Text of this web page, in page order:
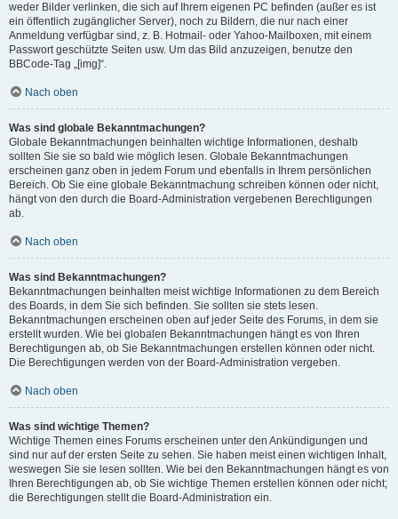
weder Bilder verlinken, die sich auf Ihrem eigenen PC befinden (außer es ist
ein öffentlich zugänglicher Server), noch zu Bildern, die nur nach einer
Anmeldung verfügbar sind, z. B. Hotmail- oder Yahoo-Mailboxen, mit einem
Passwort geschützte Seiten usw. Um das Bild anzuzeigen, benutze den
BBCode-Tag „[img]“.
Nach oben
Was sind globale Bekanntmachungen?
Globale Bekanntmachungen beinhalten wichtige Informationen, deshalb
sollten Sie sie so bald wie möglich lesen. Globale Bekanntmachungen
erscheinen ganz oben in jedem Forum und ebenfalls in Ihrem persönlichen
Bereich. Ob Sie eine globale Bekanntmachung schreiben können oder nicht,
hängt von den durch die Board-Administration vergebenen Berechtigungen
ab.
Nach oben
Was sind Bekanntmachungen?
Bekanntmachungen beinhalten meist wichtige Informationen zu dem Bereich
des Boards, in dem Sie sich befinden. Sie sollten sie stets lesen.
Bekanntmachungen erscheinen oben auf jeder Seite des Forums, in dem sie
erstellt wurden. Wie bei globalen Bekanntmachungen hängt es von Ihren
Berechtigungen ab, ob Sie Bekanntmachungen erstellen können oder nicht.
Die Berechtigungen werden von der Board-Administration vergeben.
Nach oben
Was sind wichtige Themen?
Wichtige Themen eines Forums erscheinen unter den Ankündigungen und
sind nur auf der ersten Seite zu sehen. Sie haben meist einen wichtigen Inhalt,
weswegen Sie sie lesen sollten. Wie bei den Bekanntmachungen hängt es von
Ihren Berechtigungen ab, ob Sie wichtige Themen erstellen können oder nicht;
die Berechtigungen stellt die Board-Administration ein.